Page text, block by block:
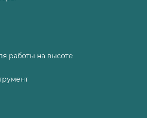
работы на высоте